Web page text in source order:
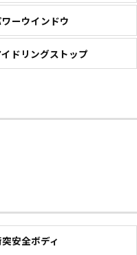
ワーウインドウ
イドリングストップ
安全ボディ